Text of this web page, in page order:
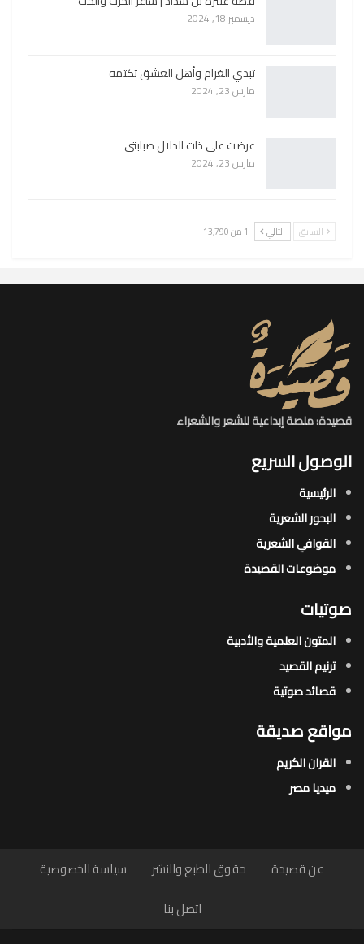
ديسمبر 18, 2024
تبدي الغرام وأهل العشق تكتمه
مارس 23, 2024
عرضت على ذات الدلال صبابتي
مارس 23, 2024
السابق التالي 1 من 13٬790
قصيدة: منصة إبداعية للشعر والشعراء
الوصول السريع
الرئيسية
البحور الشعرية​
القوافي الشعرية​
موضوعات القصيدة​
صوتيات
المتون العلمية والأدبية
ترنيم القصيد
قصائد صوتية
مواقع صديقة
القران الكريم
ميديا مصر
عن قصيدة حقوق الطبع والنشر
سياسة الخصوصية
اتصل بنا